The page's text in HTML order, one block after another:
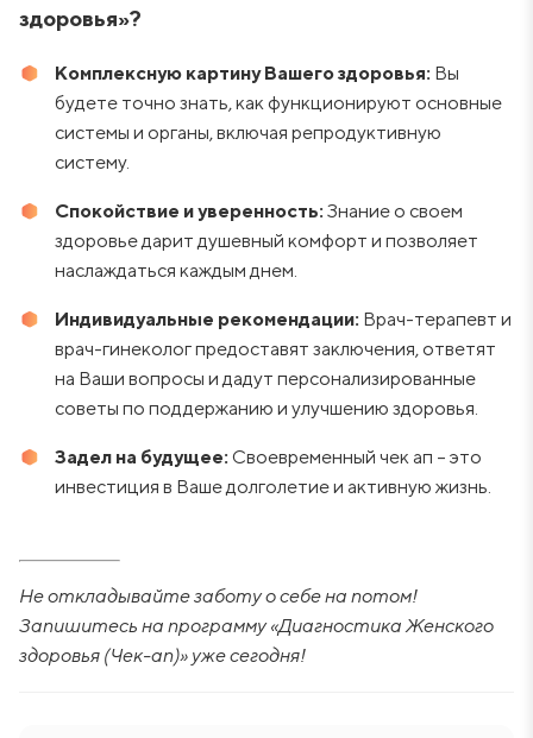
здоровья»?
Комплексную картину Вашего здоровья: Вы
будете точно знать, как функционируют основные
системы и органы, включая репродуктивную
систему.
Спокойствие и уверенность: Знание о своем
здоровье дарит душевный комфорт и позволяет
наслаждаться каждым днем.
Индивидуальные рекомендации: Врач-терапевт и
врач-гинеколог предоставят заключения, ответят
на Ваши вопросы и дадут персонализированные
советы по поддержанию и улучшению здоровья.
Задел на будущее: Своевременный чек ап – это
инвестиция в Ваше долголетие и активную жизнь.
Не откладывайте заботу о себе на потом!
Запишитесь на программу «Диагностика Женского
здоровья (Чек-ап)» уже сегодня!